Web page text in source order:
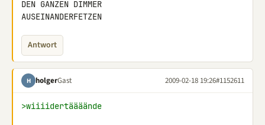
DEN GANZEN DIMMER
AUSEINANDERFETZEN
Antwort
H holgerGast 2009-02-18 19:26#1152611
>wiiiidertäääände